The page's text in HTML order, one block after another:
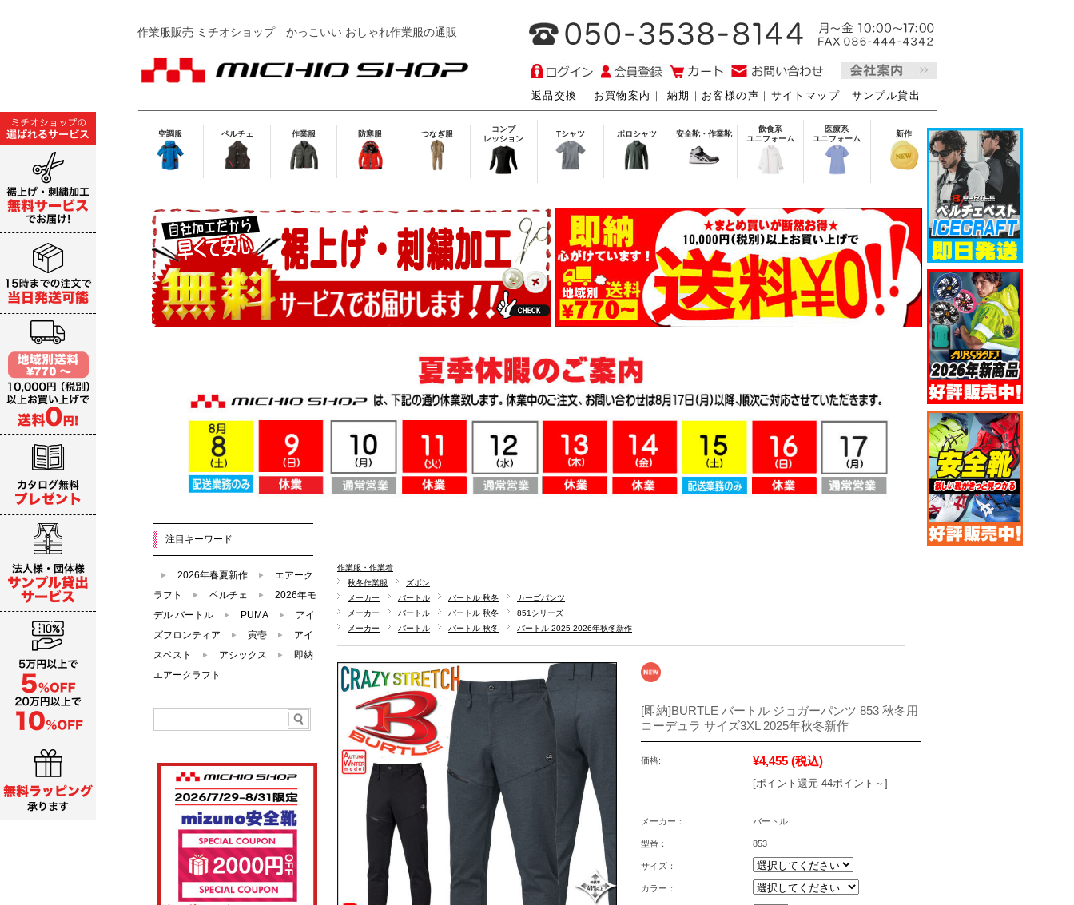
作業服販売 ミチオショップかっこいい おしゃれ作業服の通販
返品交換 ｜ お買物案内 ｜ 納期 ｜ お客様の声 ｜ サイトマップ ｜ サンプル貸出
空調服 ペルチェ 作業服 防寒服 つなぎ服
コンプ
レッション
Tシャツ ポロシャツ 安全靴・作業靴
飲食系
ユニフォーム
医療系
ユニフォーム
新作
作業服・作業着
秋冬作業服
ズボン
メーカー
バートル バートル 秋冬
カーゴパンツ
メーカー
バートル バートル 秋冬
851シリーズ
メーカー
バートル バートル 秋冬 バートル 2025-2026年秋冬新作
[即納]BURTLE バートル ジョガーパンツ 853 秋冬用
コーデュラ サイズ3XL 2025年秋冬新作
価格: ¥4,455 (税込)
[ポイント還元 44ポイント～]
メーカー： バートル
型番： 853
サイズ：
カラー：
注目キーワード
2026年春夏新作
エアーク
ラフト
ペルチェ
2026年モ
デル バートル
PUMA
アイ
ズフロンティア
寅壱
アイ
スベスト
アシックス
即納
エアークラフト